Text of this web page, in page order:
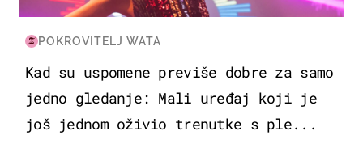
POKROVITELJ WATA
Kad su uspomene previše dobre za samo
jedno gledanje: Mali uređaj koji je
još jednom oživio trenutke s ple...